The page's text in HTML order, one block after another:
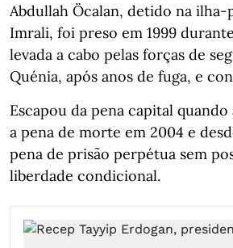
Abdullah Öcalan, detido na
Imrali, foi preso em 1999
levada a cabo pelas forças de
Quénia, após anos de fuga, e
Escapou da pena capital
a pena de morte em 2004 e
pena de prisão perpétua sem
liberdade condicional.